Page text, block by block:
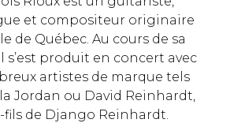
et compositeur originaire
de Québec. Au cours de sa
s’est produit en concert avec
artistes de marque tels
Jordan ou David Reinhardt,
de Django Reinhardt.